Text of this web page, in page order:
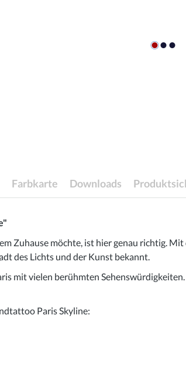
Farbkarte Downloads
Zuhause möchte, ist hier genau richtig.
des Lichts und der Kunst bekannt.
mit vielen berühmten
Paris Skyline: